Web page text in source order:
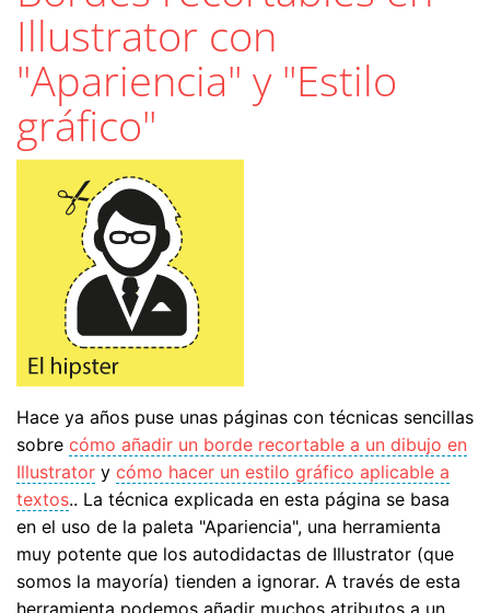
Illustrator con
"Apariencia" y "Estilo
gráfico"
Hace ya años puse unas páginas con técnicas sencillas
sobre cómo añadir un borde recortable a un dibujo en
Illustrator y cómo hacer un estilo gráfico aplicable a
textos.. La técnica explicada en esta página se basa
en el uso de la paleta "Apariencia", una herramienta
muy potente que los autodidactas de Illustrator (que
somos la mayoría) tienden a ignorar. A través de esta